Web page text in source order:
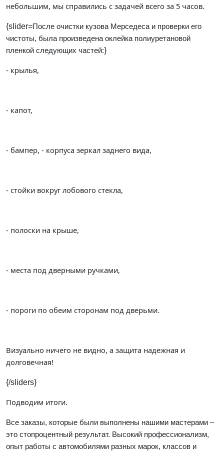
небольшим, мы справились с задачей всего за 5 часов.
{slider=После очистки кузова Мерседеса и проверки его
чистоты, была произведена оклейка полиуретановой
пленкой следующих частей:}
- крылья,
- капот,
- бампер, - корпуса зеркал заднего вида,
- стойки вокруг лобового стекла,
- полоски на крыше,
- места под дверными ручками,
- пороги по обеим сторонам под дверьми.
Визуально ничего не видно, а защита надежная и
долговечная!
{/sliders}
Подводим итоги.
Все заказы, которые были выполнены нашими мастерами –
это стопроцентный результат. Высокий профессионализм,
опыт работы с автомобилями разных марок, классов и